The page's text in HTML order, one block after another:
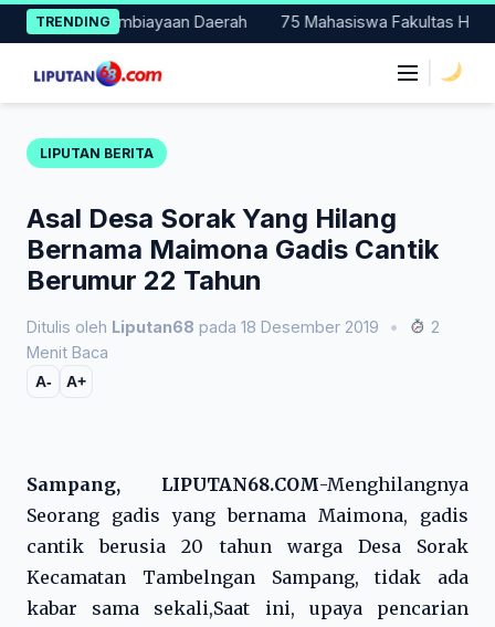
Skip
to
content
TRENDING
Pembiayaan Daerah 75 Mahasiswa Fakultas Hukum
LIPUTAN BERITA
Asal Desa Sorak Yang Hilang
Bernama Maimona Gadis Cantik
Berumur 22 Tahun
Ditulis oleh Liputan68 pada 18 Desember 2019 •
2
Menit Baca
A- A+
Sampang, LIPUTAN68.COM-Menghilangnya
Seorang gadis yang bernama Maimona, gadis
cantik berusia 20 tahun warga Desa Sorak
Kecamatan Tambelngan Sampang, tidak ada
kabar sama sekali,Saat ini, upaya pencarian